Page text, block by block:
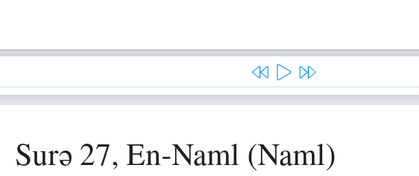
Surə 27, En-Naml (Naml)